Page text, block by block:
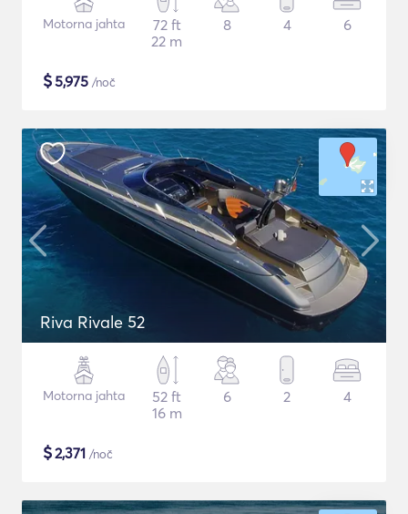
Motorna jahta
72 ft
22 m
8 4 6
$5,975 /noč
Riva Rivale 52
Motorna jahta
52 ft
16 m
6 2 4
$2,371 /noč